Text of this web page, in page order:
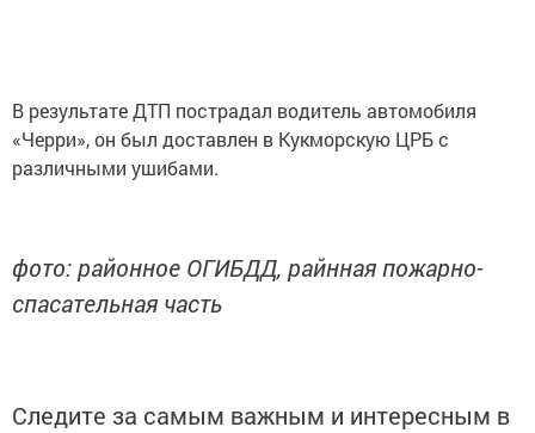
В результате ДТП пострадал водитель автомобиля
«Черри», он был доставлен в Кукморскую ЦРБ с
различными ушибами.
фото: районное ОГИБДД, райнная пожарно-
спасательная часть
Следите за самым важным и интересным в